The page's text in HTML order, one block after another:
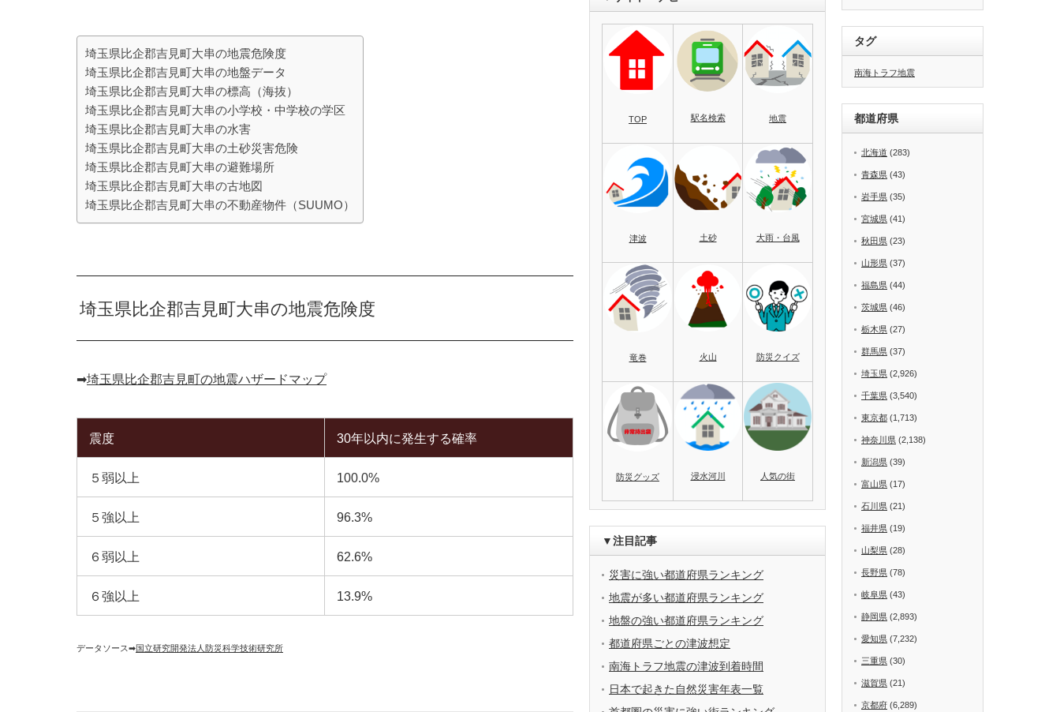
埼玉県比企郡吉見町大串の地震危険度
埼玉県比企郡吉見町大串の地盤データ
埼玉県比企郡吉見町大串の標高（海抜）
埼玉県比企郡吉見町大串の小学校・中学校の学区
埼玉県比企郡吉見町大串の水害
埼玉県比企郡吉見町大串の土砂災害危険
埼玉県比企郡吉見町大串の避難場所
埼玉県比企郡吉見町大串の古地図
埼玉県比企郡吉見町大串の不動産物件（SUUMO）
埼玉県比企郡吉見町大串の地震危険度
➡︎埼玉県比企郡吉見町の地震ハザードマップ
震度 30年以内に発生する確率
５弱以上 100.0%
５強以上 96.3%
６弱以上 62.6%
６強以上 13.9%
データソース➡︎国立研究開発法人防災科学技術研究所
TOP 駅名検索 地震
津波 土砂 大雨・台風
竜巻 火山 防災クイズ
防災グッズ 浸水河川 人気の街
▼注目記事
災害に強い都道府県ランキング
地震が多い都道府県ランキング
地盤の強い都道府県ランキング
都道府県ごとの津波想定
南海トラフ地震の津波到着時間
日本で起きた自然災害年表一覧
タグ
南海トラフ地震
都道府県
北海道 (283)
青森県 (43)
岩手県 (35)
宮城県 (41)
秋田県 (23)
山形県 (37)
福島県 (44)
茨城県 (46)
栃木県 (27)
群馬県 (37)
埼玉県 (2,926)
千葉県 (3,540)
東京都 (1,713)
神奈川県 (2,138)
新潟県 (39)
富山県 (17)
石川県 (21)
福井県 (19)
山梨県 (28)
長野県 (78)
岐阜県 (43)
静岡県 (2,893)
愛知県 (7,232)
三重県 (30)
滋賀県 (21)
京都府 (6,289)